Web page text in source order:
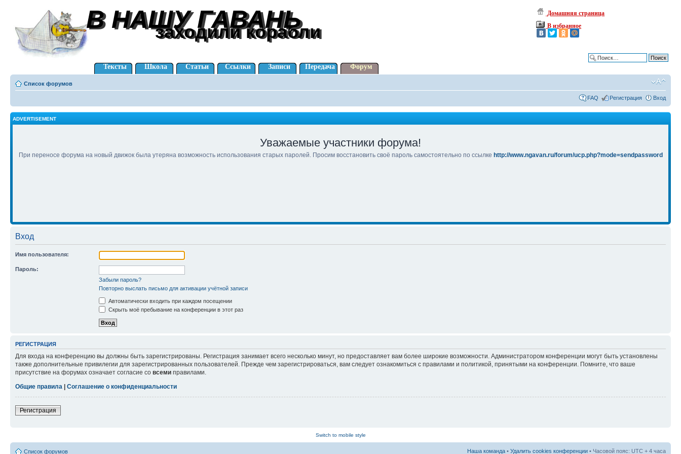
В НАШУ ГАВАНЬ
В НАШУ ГАВАНЬ
заходили корабли
заходили корабли
Домашняя страница
В избранное
Тексты Школа Статьи Ссылки Записи Передача Форум
Список форумов
FAQ Регистрация Вход
ADVERTISEMENT
Уважаемые участники форума!
При переносе форума на новый движок была утеряна возможность использования старых паролей. Просим восстановить своё пароль самостоятельно по ссылке http://www.ngavan.ru/forum/ucp.php?mode=sendpassword
Вход
Имя пользователя:
Пароль:
Забыли пароль?
Повторно выслать письмо для активации учётной записи
Автоматически входить при каждом посещении
Скрыть моё пребывание на конференции в этот раз
РЕГИСТРАЦИЯ
Для входа на конференцию вы должны быть зарегистрированы. Регистрация занимает всего несколько минут, но предоставляет вам более широкие возможности. Администратором конференции могут быть установлены
также дополнительные привилегии для зарегистрированных пользователей. Прежде чем зарегистрироваться, вам следует ознакомиться с правилами и политикой, принятыми на конференции. Помните, что ваше
присутствие на форумах означает согласие со всеми правилами.
Общие правила | Соглашение о конфиденциальности
Регистрация
Switch to mobile style
Список форумов Наша команда • Удалить cookies конференции • Часовой пояс: UTC + 4 часа